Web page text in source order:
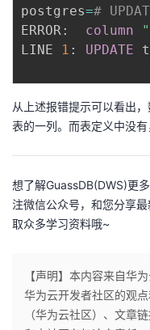
postgres=#
ERROR: column
LINE
1 : UPDATE
从上述报错提示可以看出
表的一列。而表定义中没有
想了解GuassDB(DWS)更
注微信公众号，和您分享
取众多学习资料哦~
【声明】本内容来自华
华为云开发者社区的观
（华为云社区）、文章